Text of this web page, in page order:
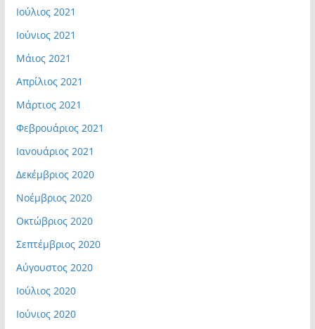
Ιούλιος 2021
Ιούνιος 2021
Μάιος 2021
Απρίλιος 2021
Μάρτιος 2021
Φεβρουάριος 2021
Ιανουάριος 2021
Δεκέμβριος 2020
Νοέμβριος 2020
Οκτώβριος 2020
Σεπτέμβριος 2020
Αύγουστος 2020
Ιούλιος 2020
Ιούνιος 2020